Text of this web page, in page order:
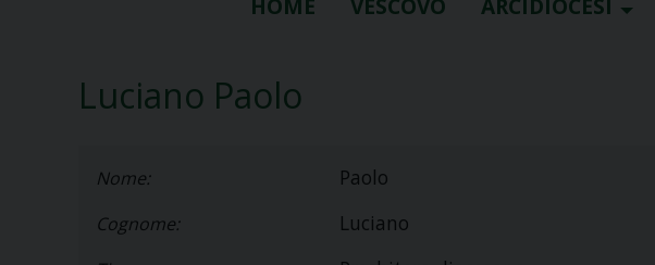
Luciano Paolo
Nome: Paolo
Cognome: Luciano